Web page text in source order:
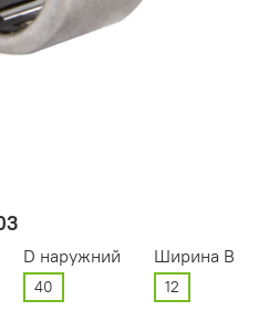
D наружний
40
Ширина В
12